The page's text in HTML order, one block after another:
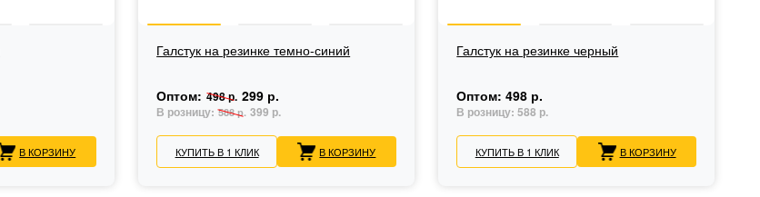
В КОРЗИНУ
Галстук на резинке темно-синий
Оптом: 498 р. 299 р.
В розницу:588 р. 399 р.
КУПИТЬ В 1 КЛИК В КОРЗИНУ
Галстук на резинке черный
Оптом:498 р.
В розницу:588 р.
КУПИТЬ В 1 КЛИК В КОРЗИНУ